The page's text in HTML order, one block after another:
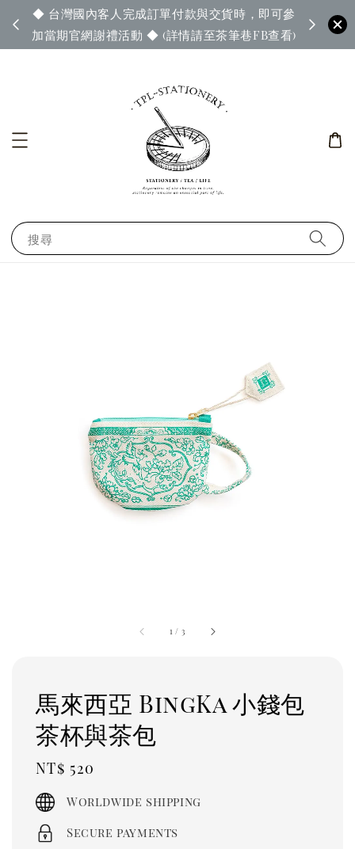
◆ 台灣國內客人完成訂單付款與交貨時，即可參
加當期官網謝禮活動 ◆ (詳情請至茶筆巷FB查看)
◆ 官
搜尋
1 / 3
馬來西亞 BingKa 小錢包
茶杯與茶包
Regular
price
NT$ 520
Worldwide shipping
Secure payments